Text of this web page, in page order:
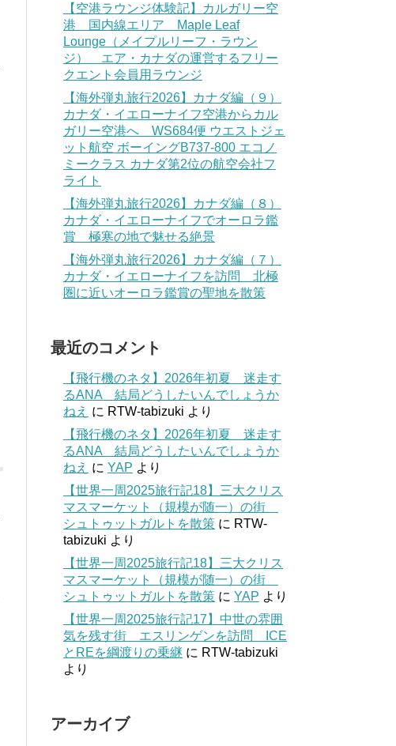
【空港ラウンジ体験記】カルガリー空
港 国内線エリア Maple Leaf
Lounge（メイプルリーフ・ラウン
ジ） エア・カナダの運営するフリー
クエント会員用ラウンジ
【海外弾丸旅行2026】カナダ編（９）
カナダ・イエローナイフ空港からカル
ガリー空港へ WS684便 ウエストジェ
ット航空 ボーイングB737-800 エコノ
ミークラス カナダ第2位の航空会社フ
ライト
【海外弾丸旅行2026】カナダ編（８）
カナダ・イエローナイフでオーロラ鑑
賞 極寒の地で魅せる絶景
【海外弾丸旅行2026】カナダ編（７）
カナダ・イエローナイフを訪問 北極
圏に近いオーロラ鑑賞の聖地を散策
最近のコメント
【飛行機のネタ】2026年初夏 迷走す
るANA 結局どうしたいんでしょうか
ねえ に RTW-tabizuki より
【飛行機のネタ】2026年初夏 迷走す
るANA 結局どうしたいんでしょうか
ねえ に YAP より
【世界一周2025旅行記18】三大クリス
マスマーケット（規模が随一）の街
シュトゥットガルトを散策 に RTW-
tabizuki より
【世界一周2025旅行記18】三大クリス
マスマーケット（規模が随一）の街
シュトゥットガルトを散策 に YAP より
【世界一周2025旅行記17】中世の雰囲
気を残す街 エスリンゲンを訪問 ICE
とREを綱渡りの乗継 に RTW-tabizuki
より
アーカイブ